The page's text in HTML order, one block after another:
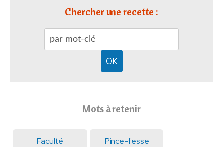
Chercher une recette :
Mots à retenir
Faculté Pince-fesse